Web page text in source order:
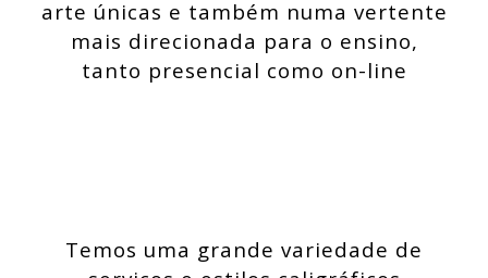
arte únicas e também numa vertente
mais direcionada para o ensino,
tanto presencial como on-line
Temos uma grande variedade de